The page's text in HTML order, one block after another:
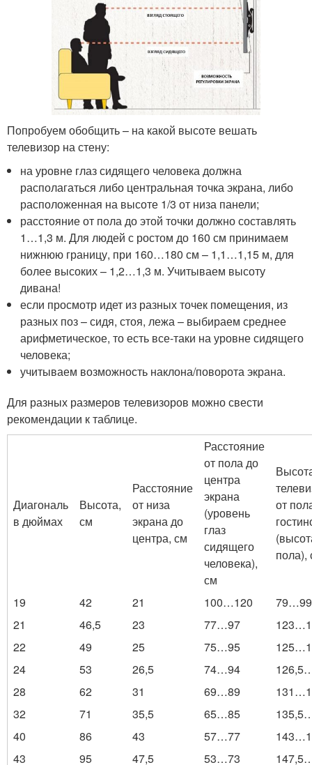
Попробуем обобщить – на какой высоте вешать
телевизор на стену:
на уровне глаз сидящего человека должна
располагаться либо центральная точка экрана, либо
расположенная на высоте 1/3 от низа панели;
расстояние от пола до этой точки должно составлять
1…1,3 м. Для людей с ростом до 160 см принимаем
нижнюю границу, при 160…180 см – 1,1…1,15 м, для
более высоких – 1,2…1,3 м. Учитываем высоту
дивана!
если просмотр идет из разных точек помещения, из
разных поз – сидя, стоя, лежа – выбираем среднее
арифметическое, то есть все-таки на уровне сидящего
человека;
учитываем возможность наклона/поворота экрана.
Для разных размеров телевизоров можно свести
рекомендации к таблице.
Диагональ
в дюймах
Высота,
см
Расстояние
от низа
экрана до
центра, см
Расстояние
от пола до
центра
экрана
(уровень
глаз
сидящего
человека),
см
от
пола),
19 42 21 100…120
79…99
21
46,5 23 77…97
22
49 25 75…95
24
53 26,5 74…94
28
62 31 69…89
32
71 35,5 65…85
40
86 43 57…77
43
95 47,5 53…73